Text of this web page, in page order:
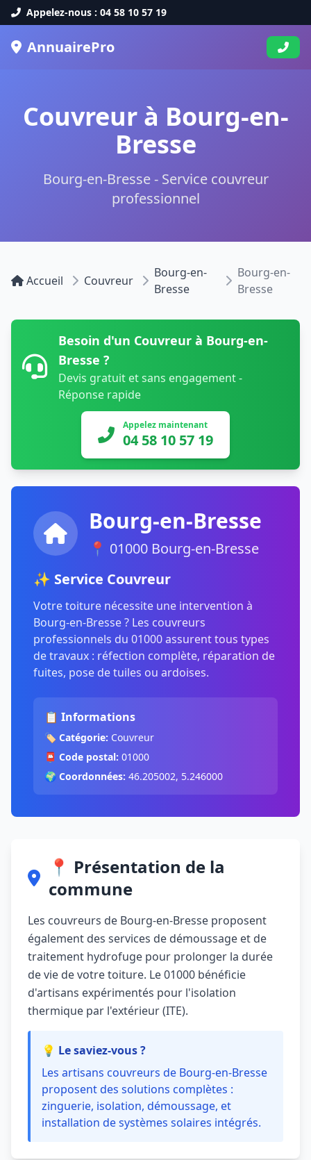
Appelez-nous : 04 58 10 57 19
AnnuairePro
Couvreur à Bourg-en-
Bresse
Bourg-en-Bresse - Service couvreur
professionnel
Accueil Couvreur
Bourg-en-
Bresse
Bourg-en-
Bresse
Besoin d'un Couvreur à Bourg-en-
Bresse ?
Devis gratuit et sans engagement -
Réponse rapide
Appelez maintenant
04 58 10 57 19
Bourg-en-Bresse
📍 01000 Bourg-en-Bresse
✨ Service Couvreur
Votre toiture nécessite une intervention à
Bourg-en-Bresse ? Les couvreurs
professionnels du 01000 assurent tous types
de travaux : réfection complète, réparation de
fuites, pose de tuiles ou ardoises.
📋 Informations
🏷️ Catégorie: Couvreur
📮 Code postal: 01000
🌍 Coordonnées: 46.205002, 5.246000
📍 Présentation de la
commune
Les couvreurs de Bourg-en-Bresse proposent
également des services de démoussage et de
traitement hydrofuge pour prolonger la durée
de vie de votre toiture. Le 01000 bénéficie
d'artisans expérimentés pour l'isolation
thermique par l'extérieur (ITE).
💡 Le saviez-vous ?
Les artisans couvreurs de Bourg-en-Bresse
proposent des solutions complètes :
zinguerie, isolation, démoussage, et
installation de systèmes solaires intégrés.